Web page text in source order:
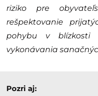
riziko pre
rešpektovanie
pohybu v blízkosti
vykonávania
Pozri aj: